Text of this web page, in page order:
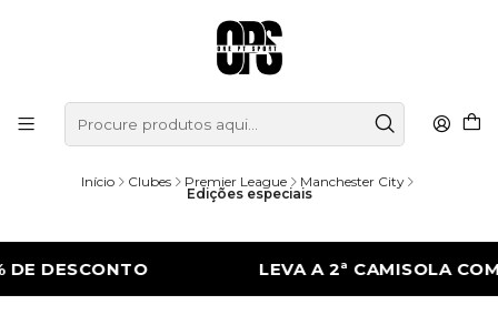
Início Clubes Premier League Manchester City
Edições especiais
DESCONTO LEVA A 2ª CAMISOLA